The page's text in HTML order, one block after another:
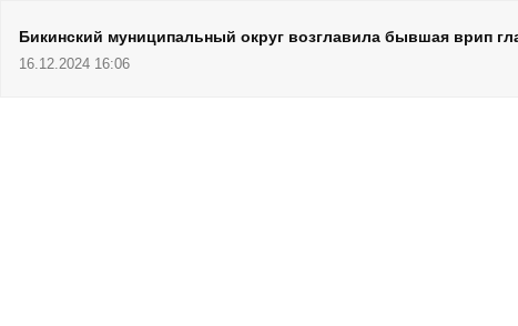
Бикинский муниципальный округ возглавила бывшая врип
16.12.2024 16:06